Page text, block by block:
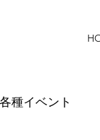
各種イベント